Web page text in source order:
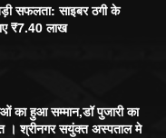
सफलता: साइबर ठगी के
₹7.40 लाख
का हुआ सम्मान,डॉ पुजारी का
। श्रीनगर सयुंक्त अस्पताल मे